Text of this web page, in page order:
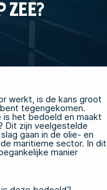
ZEE?
werkt, is de kans groot
tegengekomen.
is het bedoeld en maakt
Dit zijn veelgestelde
gaan in de olie- en
maritieme sector. In dit
manier